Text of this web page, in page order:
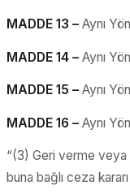
MADDE 13 – Aynı
MADDE 14 – Aynı
MADDE 15 – Aynı
MADDE 16 – Aynı
“(3) Geri verme veya
buna bağlı ceza